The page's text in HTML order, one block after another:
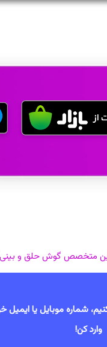
متخصص گوش حلق و بینی
شماره موبایل یا ایمیل
وارد کن!